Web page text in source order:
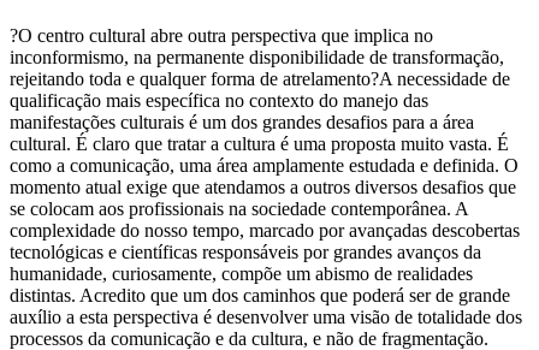
?O centro cultural abre outra perspectiva que implica no
inconformismo, na permanente disponibilidade de transformação,
rejeitando toda e qualquer forma de atrelamento?A necessidade de
qualificação mais específica no contexto do manejo das
manifestações culturais é um dos grandes desafios para a área
cultural. É claro que tratar a cultura é uma proposta muito vasta. É
como a comunicação, uma área amplamente estudada e definida. O
momento atual exige que atendamos a outros diversos desafios que
se colocam aos profissionais na sociedade contemporânea. A
complexidade do nosso tempo, marcado por avançadas descobertas
tecnológicas e científicas responsáveis por grandes avanços da
humanidade, curiosamente, compõe um abismo de realidades
distintas. Acredito que um dos caminhos que poderá ser de grande
auxílio a esta perspectiva é desenvolver uma visão de totalidade dos
processos da comunicação e da cultura, e não de fragmentação.